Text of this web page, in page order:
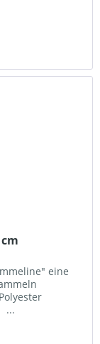
eine
...